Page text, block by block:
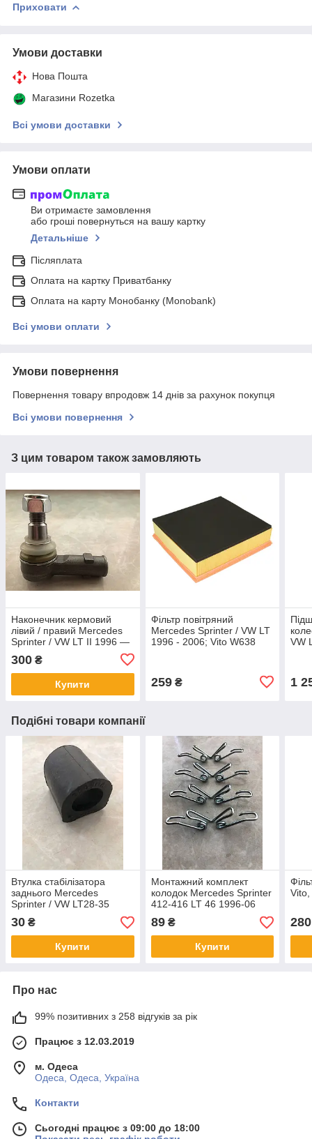
Приховати
Умови доставки
Нова Пошта
Магазини Rozetka
Всі умови доставки
Умови оплати
Ви отримаєте замовлення
або гроші повернуться на вашу картку
Детальніше
Післяплата
Оплата на картку Приватбанку
Оплата на карту Монобанку (Monobank)
Всі умови оплати
Умови повернення
Повернення товару впродовж 14 днів за рахунок покупця
Всі умови повернення
З цим товаром також замовляють
Наконечник кермовий
лівий / правий Mercedes
Sprinter / VW LT II 1996 —
300 ₴
Купити
Фільтр повітряний
Mercedes Sprinter / VW LT
1996 - 2006; Vito W638
259₴
VW
1
Подібні товари компанії
Втулка стабілізатора
заднього Mercedes
Sprinter / VW LT28-35
1996-2006 D=23
30 ₴
Купити
Монтажний комплект
колодок Mercedes Sprinter
412-416 LT 46 1996-06
89₴
Купити
280
Про нас
99% позитивних з 258 відгуків за рік
Працює з 12.03.2019
м. Одеса
Одеса, Одеса, Україна
Контакти
Сьогодні працює з 09:00 до 18:00